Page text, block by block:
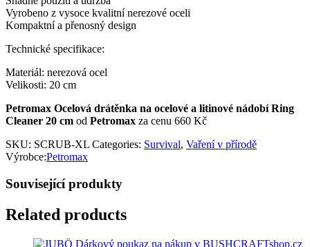
Vyrobeno z vysoce kvalitní nerezové oceli
Kompaktní a přenosný design
Technické specifikace:
Materiál: nerezová ocel
Velikosti: 20 cm
Petromax Ocelová drátěnka na ocelové a litinové nádobí Ring
Cleaner 20 cm od Petromax za cenu 660 Kč
SKU: SCRUB-XL Categories: Survival, Vaření v přírodě
Výrobce:Petromax
Související produkty
Related products